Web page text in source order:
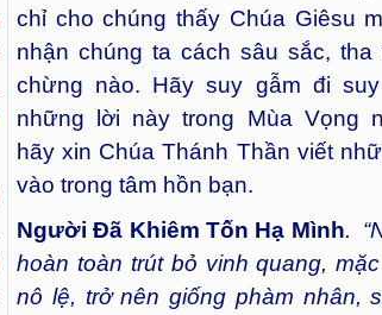
chỉ cho chúng thấy Chúa Giêsu
nhận chúng ta cách sâu sắc, tha
chừng nào. Hãy suy gẫm đi
những lời này trong Mùa Vọng
hãy xin Chúa Thánh Thần viết
vào trong tâm hồn bạn.
Người Đã Khiêm Tốn Hạ Mình.
hoàn toàn trút bỏ vinh quang,
nô lệ, trở nên giống phàm nhân,